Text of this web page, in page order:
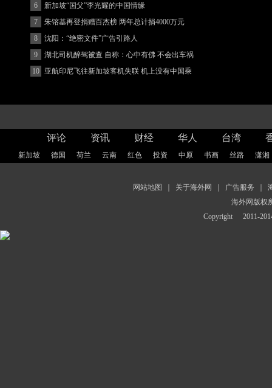
6
新加坡“国父”李光耀的中国情缘
7
朱镕基再登捐赠百杰榜 两年总计捐4000万元
8
沈阳：“绝密文件”广告引路人
9
湖北司机醉驾被查 自称：心中有佛 不会出车祸
(图)
10
亚航印尼飞往新加坡客机失联 机上没有中国乘
评论 资讯 财经 华人 台湾
新加坡 德国 荷兰 云南 红色 投资 中原 书画 丝路 潇湘
网站地图 关于海外网 广告服务
海外网版权
Copyright
2011-